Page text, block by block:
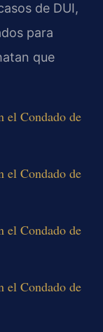
de DUI,
para
que
el Condado de
el Condado de
el Condado de
el Condado de